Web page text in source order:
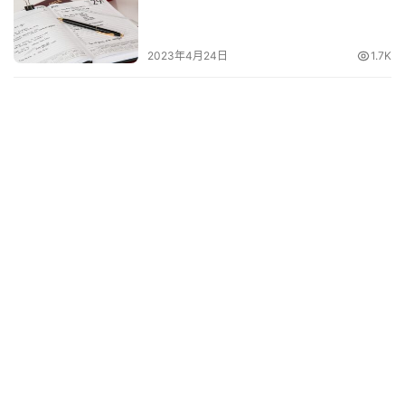
2023年4月24日 1.7K